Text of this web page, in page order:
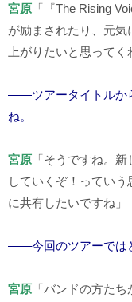
宮原 「『The Rising
が励まされたり、元気
上がりたいと思って
――ツアータイトルか
ね。
宮原 「そうですね。
していくぞ！ってい
に共有したいですね」
――今回のツアーでは
宮原 「バンドの方た